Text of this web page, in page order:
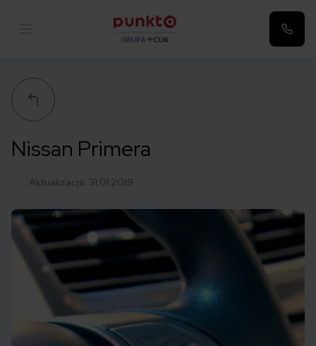
Nissan Primera
Aktualizacja: 31.01.2019